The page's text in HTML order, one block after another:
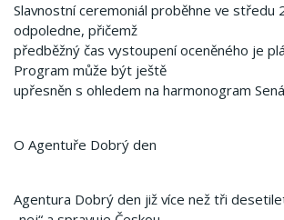
Slavnostní ceremoniál proběhne ve středu
odpoledne, přičemž
předběžný čas vystoupení oceněného je
Program může být ještě
upřesněn s ohledem na harmonogram
O Agentuře Dobrý den
Agentura Dobrý den již více než tři